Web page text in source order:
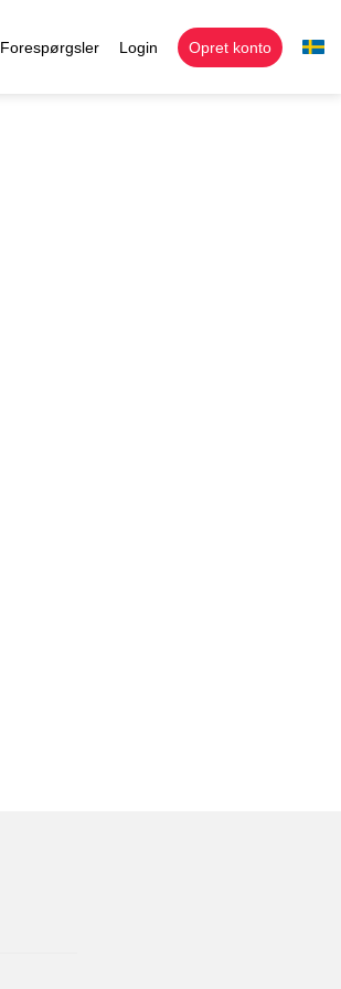
Forespørgsler Login Opret konto